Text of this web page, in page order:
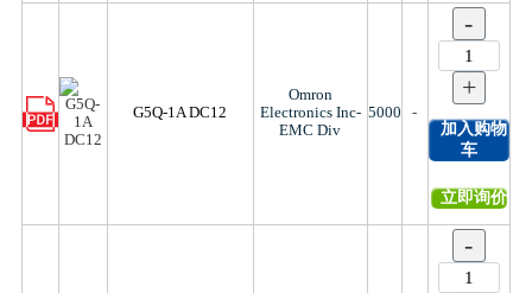
G5Q-1A DC12
Omron
Electronics Inc-
EMC Div
5000 -
-
+
加入购物
车
立即询价
-